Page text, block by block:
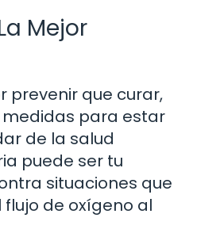
Mejor
prevenir que curar,
para estar
de la salud
puede ser tu
situaciones que
de oxígeno al